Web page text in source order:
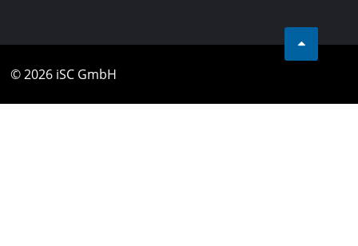
© 2026 iSC GmbH